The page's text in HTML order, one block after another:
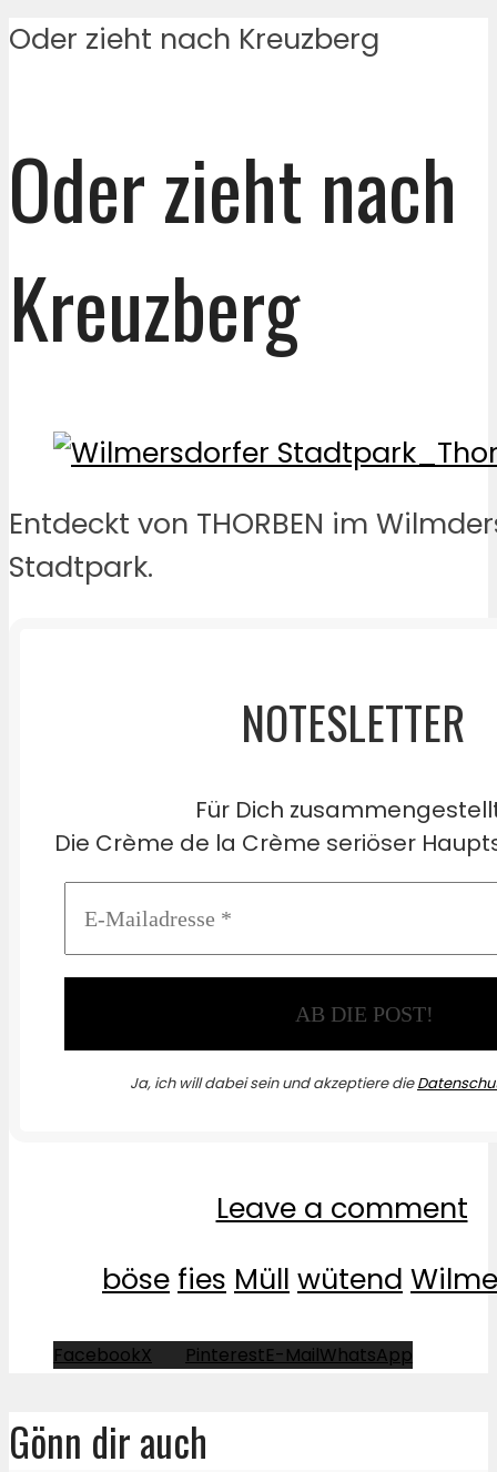
Oder zieht nach Kreuzberg
Oder zieht nach
Kreuzberg
Entdeckt von THORBEN im
Stadtpark.
NOTESLETTER
Für Dich
Die Crème de la Crème seriöser
Ja, ich will dabei sein und akzeptiere die
Leave a comment
böse fies Müll wütend
FacebookX PinterestE-MailWhatsApp
Gönn dir auch